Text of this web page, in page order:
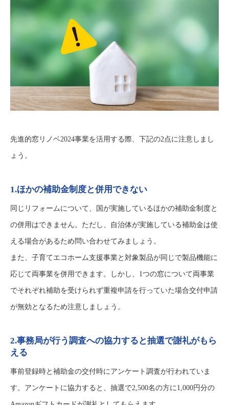
先進的窓リノベ2024事業を活用する際、下記の2点に注意しまし
ょう。
1.ほかの補助金制度と併用できない
同じリフォームについて、国が実施しているほかの補助金制度と
の併用はできません。ただし、自治体が実施している補助金は使
える場合があるため問い合わせてみましょう。
また、子育てエコホーム支援事業と対象製品が同じで製品機能に
応じて両事業を併用できます。しかし、1つの窓について両事業
でそれぞれ補助を受けられず重複申請を行っていた場合交付申請
が無効となるため注意しましょう。
2.事務局が行う調査への協力すると抽選で謝礼がもら
える
事前登録時と補助金の交付時にアンケート調査が行われていま
す。アンケートに協力すると、抽選で2,500名の方に1,000円分の